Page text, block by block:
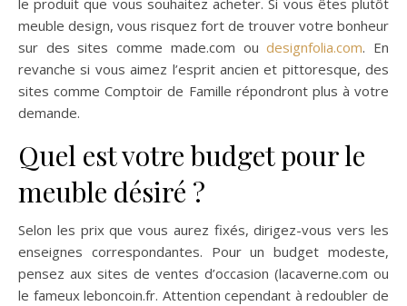
le produit que vous souhaitez acheter. Si vous êtes plutôt
meuble design, vous risquez fort de trouver votre bonheur
sur des sites comme made.com oudesignfolia.com. En
revanche si vous aimez l’esprit ancien et pittoresque, des
sites comme Comptoir de Famille répondront plus à votre
demande.
Quel est votre budget pour le
meuble désiré ?
Selon les prix que vous aurez fixés, dirigez-vous vers les
enseignes correspondantes. Pour un budget modeste,
pensez aux sites de ventes d’occasion (lacaverne.com ou
le fameux leboncoin.fr. Attention cependant à redoubler de